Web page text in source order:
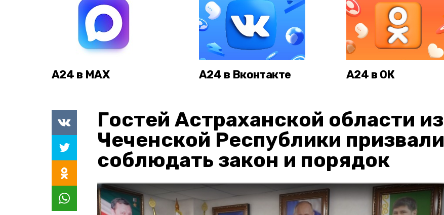
А24 в MAX А24 в Вконтакте А24 в ОК
Гостей Астраханской области из
Чеченской Республики призвали
соблюдать закон и порядок